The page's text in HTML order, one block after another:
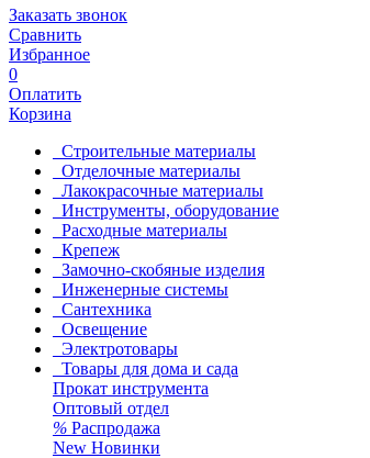
Заказать звонок
Сравнить
Избранное
0
Оплатить
Корзина
Строительные материалы
Отделочные материалы
Лакокрасочные материалы
Инструменты, оборудование
Расходные материалы
Крепеж
Замочно-скобяные изделия
Инженерные системы
Сантехника
Освещение
Электротовары
Товары для дома и сада
Прокат инструмента
Оптовый отдел
% Распродажа
New Новинки